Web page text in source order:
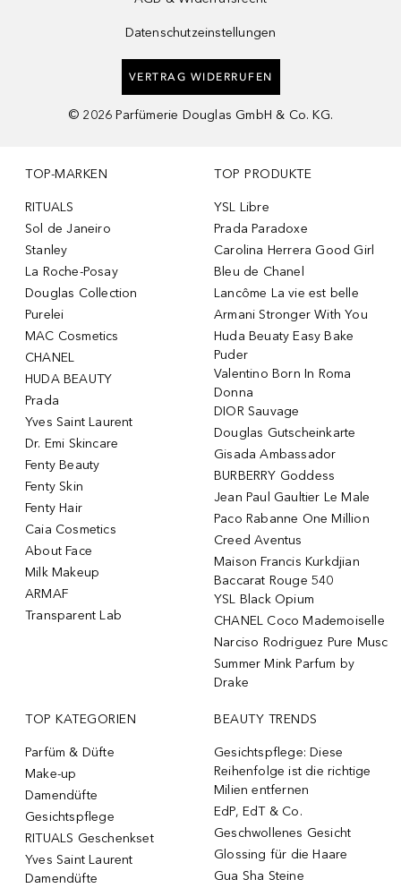
Datenschutzeinstellungen
VERTRAG WIDERRUFEN
© 2026 Parfümerie Douglas GmbH & Co. KG.
TOP-MARKEN
RITUALS
Sol de Janeiro
Stanley
La Roche-Posay
Douglas Collection
Purelei
MAC Cosmetics
CHANEL
HUDA BEAUTY
Prada
Yves Saint Laurent
Dr. Emi Skincare
Fenty Beauty
Fenty Skin
Fenty Hair
Caia Cosmetics
About Face
Milk Makeup
ARMAF
Transparent Lab
TOP PRODUKTE
YSL Libre
Prada Paradoxe
Carolina Herrera Good Girl
Bleu de Chanel
Lancôme La vie est belle
Armani Stronger With You
Huda Beuaty Easy Bake
Puder
Valentino Born In Roma
Donna
DIOR Sauvage
Douglas Gutscheinkarte
Gisada Ambassador
BURBERRY Goddess
Jean Paul Gaultier Le Male
Paco Rabanne One Million
Creed Aventus
Maison Francis Kurkdjian
Baccarat Rouge 540
YSL Black Opium
CHANEL Coco Mademoiselle
Narciso Rodriguez Pure Musc
Summer Mink Parfum by
Drake
TOP KATEGORIEN
Parfüm & Düfte
Make-up
Damendüfte
Gesichtspflege
RITUALS Geschenkset
Yves Saint Laurent
Damendüfte
BEAUTY TRENDS
Gesichtspflege: Diese
Reihenfolge ist die richtige
Milien entfernen
EdP, EdT & Co.
Geschwollenes Gesicht
Glossing für die Haare
Gua Sha Steine